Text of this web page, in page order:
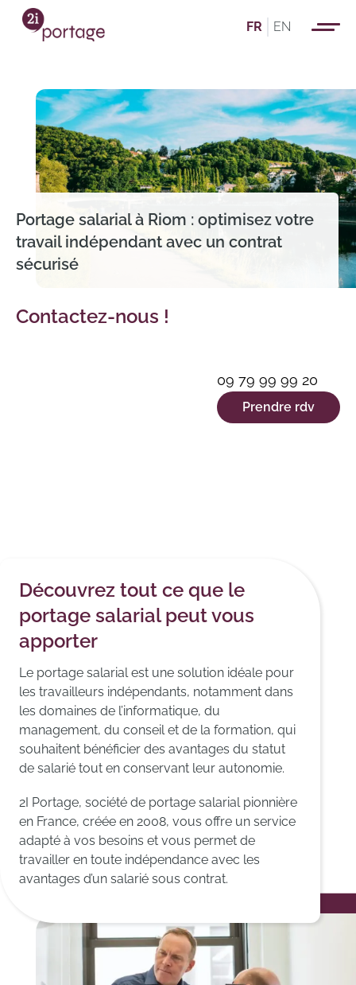
FR EN
Portage salarial à Riom : optimisez votre
travail indépendant avec un contrat
sécurisé
Contactez-nous !
09 79 99 99 20
Prendre rdv
Découvrez tout ce que le
portage salarial peut vous
apporter
Le portage salarial est une solution idéale pour
les travailleurs indépendants, notamment dans
les domaines de l’informatique, du
management, du conseil et de la formation, qui
souhaitent bénéficier des avantages du statut
de salarié tout en conservant leur autonomie.
2I Portage, société de portage salarial pionnière
en France, créée en 2008, vous offre un service
adapté à vos besoins et vous permet de
travailler en toute indépendance avec les
avantages d’un salarié sous contrat.